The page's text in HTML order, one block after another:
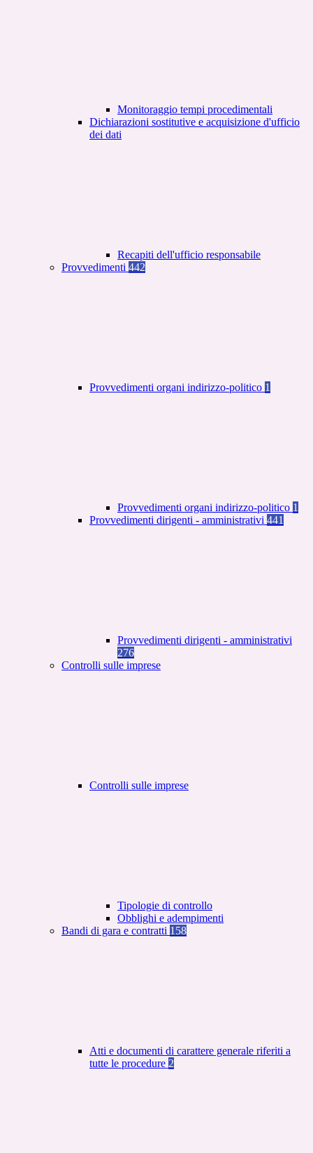
Monitoraggio tempi procedimentali
Dichiarazioni sostitutive e acquisizione d'ufficio
dei dati
Recapiti dell'ufficio responsabile
Provvedimenti 442
Provvedimenti organi indirizzo-politico 1
Provvedimenti organi indirizzo-politico 1
Provvedimenti dirigenti - amministrativi 441
Provvedimenti dirigenti - amministrativi
276
Controlli sulle imprese
Controlli sulle imprese
Tipologie di controllo
Obblighi e adempimenti
Bandi di gara e contratti 158
Atti e documenti di carattere generale riferiti a
tutte le procedure 2